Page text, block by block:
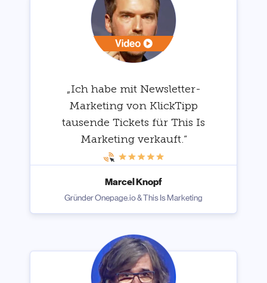
„Ich habe mit Newsletter-
Marketing von KlickTipp
tausende Tickets für This Is
Marketing verkauft.“
Marcel Knopf
Gründer Onepage.io & This Is Marketing